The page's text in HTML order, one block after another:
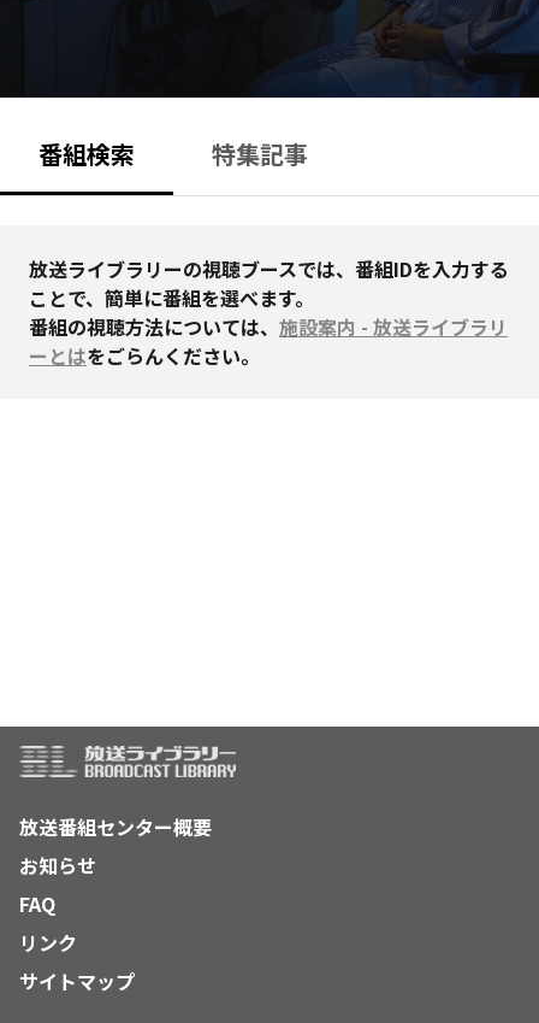
番組検索 特集記事
放送ライブラリーの視聴ブースでは、番組IDを入力する
ことで、簡単に番組を選べます。
番組の視聴方法については、 施設案内 - 放送ライブラリ
ーとはをごらんください。
放送番組センター概要
お知らせ
FAQ
リンク
サイトマップ